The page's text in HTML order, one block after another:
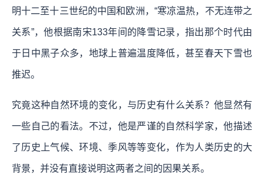
明十二至十三世纪的中国和欧洲，“寒凉温热，不无连带之
关系”，他根据南宋133年间的降雪记录，指出那个时代由
于日中黑子众多，地球上普遍温度降低，甚至春天下雪也
推迟。
究竟这种自然环境的变化，与历史有什么关系？他显然有
一些自己的看法。不过，他是严谨的自然科学家，他描述
了历史上气候、环境、季风等等变化，作为人类历史的大
背景，并没有直接说明这两者之间的因果关系。